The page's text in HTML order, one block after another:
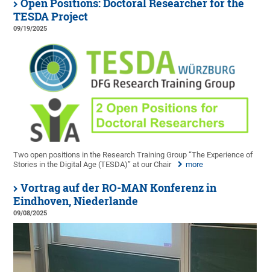
Open Positions: Doctoral Researcher for the
TESDA Project
09/19/2025
Two open positions in the Research Training Group “The Experience of
Stories in the Digital Age (TESDA)” at our Chair
more
Vortrag auf der RO-MAN Konferenz in
Eindhoven, Niederlande
09/08/2025